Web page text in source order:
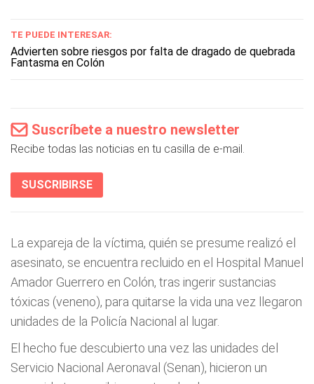
TE PUEDE INTERESAR:
Advierten sobre riesgos por falta de dragado de quebrada
Fantasma en Colón
Suscríbete a nuestro newsletter
Recibe todas las noticias en tu casilla de e-mail.
SUSCRIBIRSE
La expareja de la víctima, quién se presume realizó el
asesinato, se encuentra recluido en el Hospital Manuel
Amador Guerrero en Colón, tras ingerir sustancias
tóxicas (veneno), para quitarse la vida una vez llegaron
unidades de la Policía Nacional al lugar.
El hecho fue descubierto una vez las unidades del
Servicio Nacional Aeronaval (Senan), hicieron un